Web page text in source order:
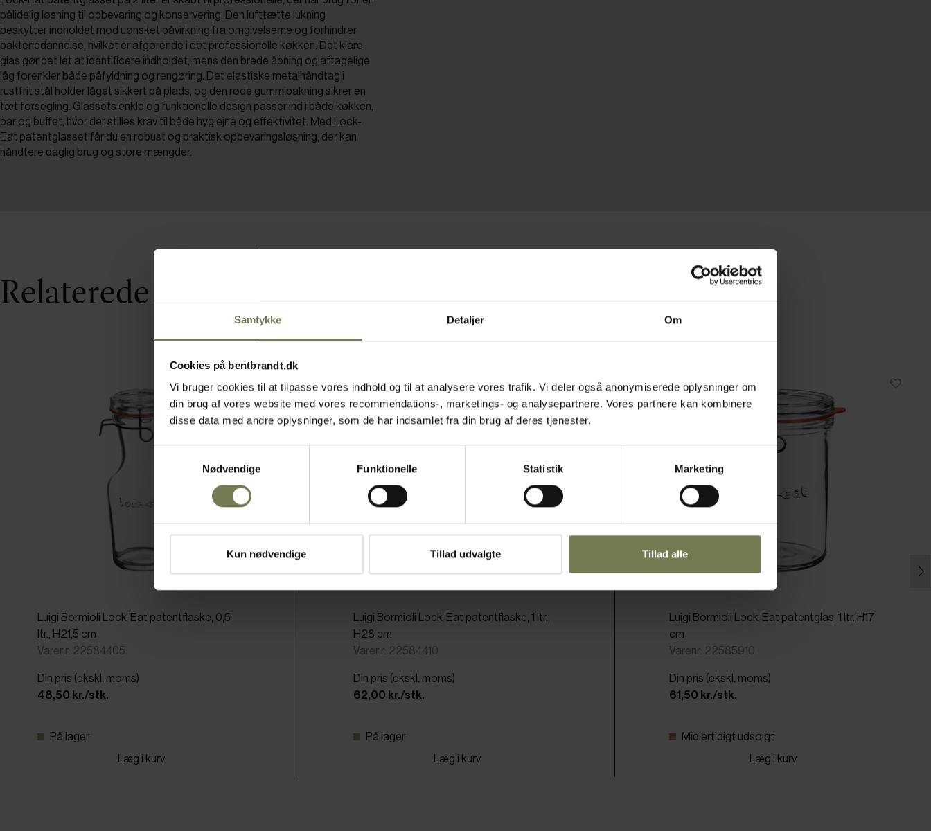
Samtykke Detaljer Om
Cookies på bentbrandt.dk
Vi bruger cookies til at tilpasse vores indhold og til at analysere vores trafik. Vi deler også anonymiserede oplysninger om
din brug af vores website med vores recommendations-, marketings- og analysepartnere. Vores partnere kan kombinere
disse data med andre oplysninger, som de har indsamlet fra din brug af deres tjenester.
Nødvendige
Funktionelle Statistik Marketing
Kun nødvendige Tillad udvalgte Tillad alle
pålidelig løsning til opbevaring og konservering. Den lufttætte lukning
beskytter indholdet mod uønsket påvirkning fra omgivelserne og forhindrer
bakteriedannelse, hvilket er afgørende i det professionelle køkken. Det klare
glas gør det let at identificere indholdet, mens den brede åbning og aftagelige
låg forenkler både påfyldning og rengøring. Det elastiske metalhåndtag i
rustfrit stål holder låget sikkert på plads, og den røde gummipakning sikrer en
tæt forsegling. Glassets enkle og funktionelle design passer ind i både køkken,
bar og buffet, hvor der stilles krav til både hygiejne og effektivitet. Med Lock-
Eat patentglasset får du en robust og praktisk opbevaringsløsning, der kan
håndtere daglig brug og store mængder.
Relaterede varer
Luigi Bormioli Lock-Eat patentflaske, 0,5
ltr., H21,5 cm
Varenr: 22584405
Din pris (ekskl. moms)
48,50 kr./stk.
På lager
Læg i kurv
Luigi Bormioli Lock-Eat patentflaske, 1 ltr.,
H28 cm
Varenr: 22584410
Din pris (ekskl. moms)
62,00 kr./stk.
På lager
Læg i kurv
Luigi Bormioli Lock-Eat patentglas, 1 ltr. H17
cm
Varenr: 22585910
Din pris (ekskl. moms)
61,50 kr./stk.
Midlertidigt udsolgt
Læg i kurv